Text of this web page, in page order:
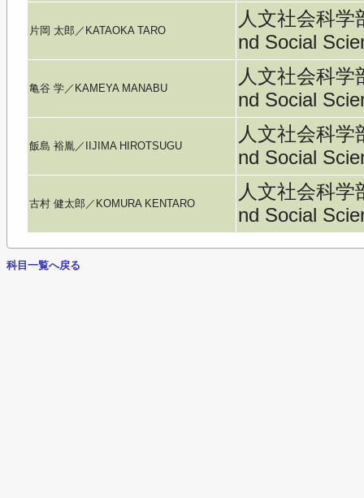
片岡 太郎／KATAOKA TARO
人文社会科学
nd Social
亀谷 学／KAMEYA MANABU
人文社会科学
nd Social
飯島 裕胤／IIJIMA HIROTSUGU
人文社会科学
nd Social
古村 健太郎／KOMURA KENTARO
人文社会科学
nd Social
科目一覧へ戻る